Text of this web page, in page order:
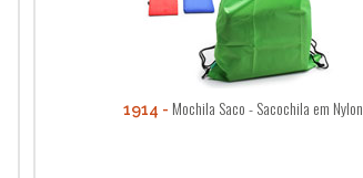
1914 Mochila Saco - Sacochila em Nylon